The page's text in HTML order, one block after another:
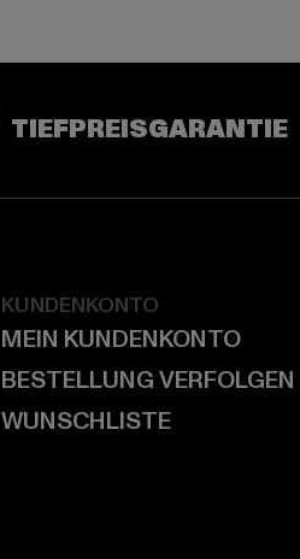
TIEFPREISGARANTIE
KUNDENKONTO
MEIN KUNDENKONTO
BESTELLUNG VERFOLGEN
WUNSCHLISTE